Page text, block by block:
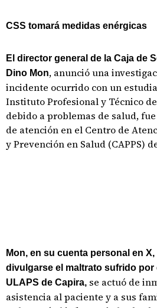
CSS tomará medidas enérgicas
El director general de la Caja de
Dino Mon, anunció una
incidente ocurrido con un
Instituto Profesional y Técnico
debido a problemas de salud,
de atención en el Centro de
y Prevención en Salud (CAPPS)
Mon, en su cuenta personal en
divulgarse el maltrato sufrido por
ULAPS de Capira, se actuó de
asistencia al paciente y a sus